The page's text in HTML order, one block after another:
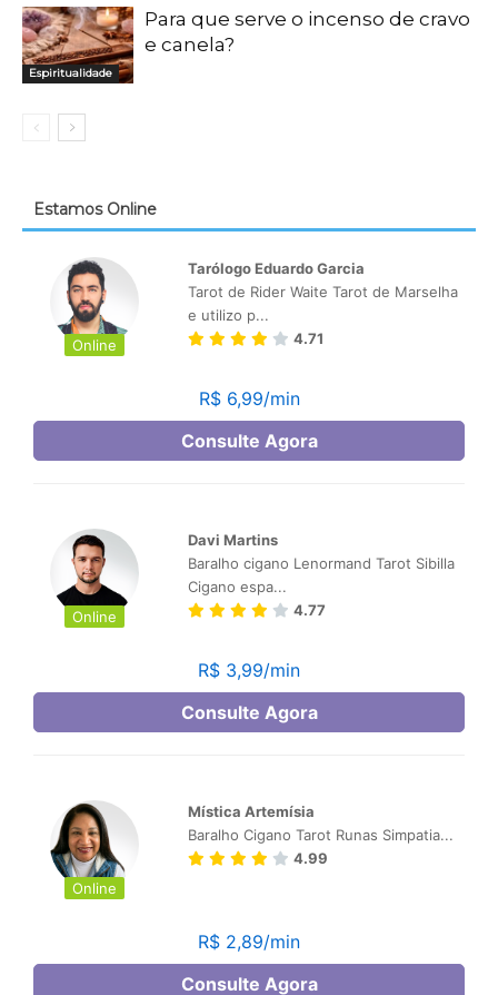
Espiritualidade
Para que serve o incenso de cravo
e canela?
Estamos Online